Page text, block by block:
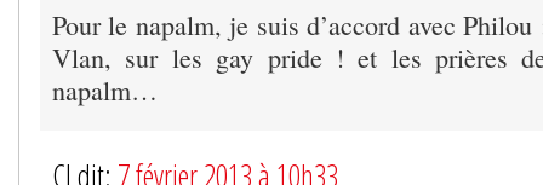
Pour le napalm, je suis d’accord avec Philou
Vlan, sur les gay pride ! et les prières
napalm…
CJ dit: 7 février 2013 à 10h33